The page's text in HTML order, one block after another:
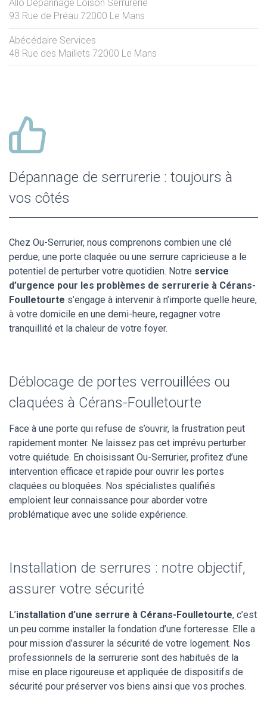
Allo Depannage Loison Serrurerie
93 Rue de Préau 72000 Le Mans
Abécédaire Services
48 Rue des Maillets 72000 Le Mans
Dépannage de serrurerie : toujours à
vos côtés
Chez Ou-Serrurier, nous comprenons combien une clé
perdue, une porte claquée ou une serrure capricieuse a le
potentiel de perturber votre quotidien. Notre service
d’urgence pour les problèmes de serrurerie à Cérans-
Foulletourte s’engage à intervenir à n’importe quelle heure,
à votre domicile en une demi-heure, regagner votre
tranquillité et la chaleur de votre foyer.
Déblocage de portes verrouillées ou
claquées à Cérans-Foulletourte
Face à une porte qui refuse de s’ouvrir, la frustration peut
rapidement monter. Ne laissez pas cet imprévu perturber
votre quiétude. En choisissant Ou-Serrurier, profitez d’une
intervention efficace et rapide pour ouvrir les portes
claquées ou bloquées. Nos spécialistes qualifiés
emploient leur connaissance pour aborder votre
problématique avec une solide expérience.
Installation de serrures : notre objectif,
assurer votre sécurité
L’installation d’une serrure à Cérans-Foulletourte, c’est
un peu comme installer la fondation d’une forteresse. Elle a
pour mission d’assurer la sécurité de votre logement. Nos
professionnels de la serrurerie sont des habitués de la
mise en place rigoureuse et appliquée de dispositifs de
sécurité pour préserver vos biens ainsi que vos proches.